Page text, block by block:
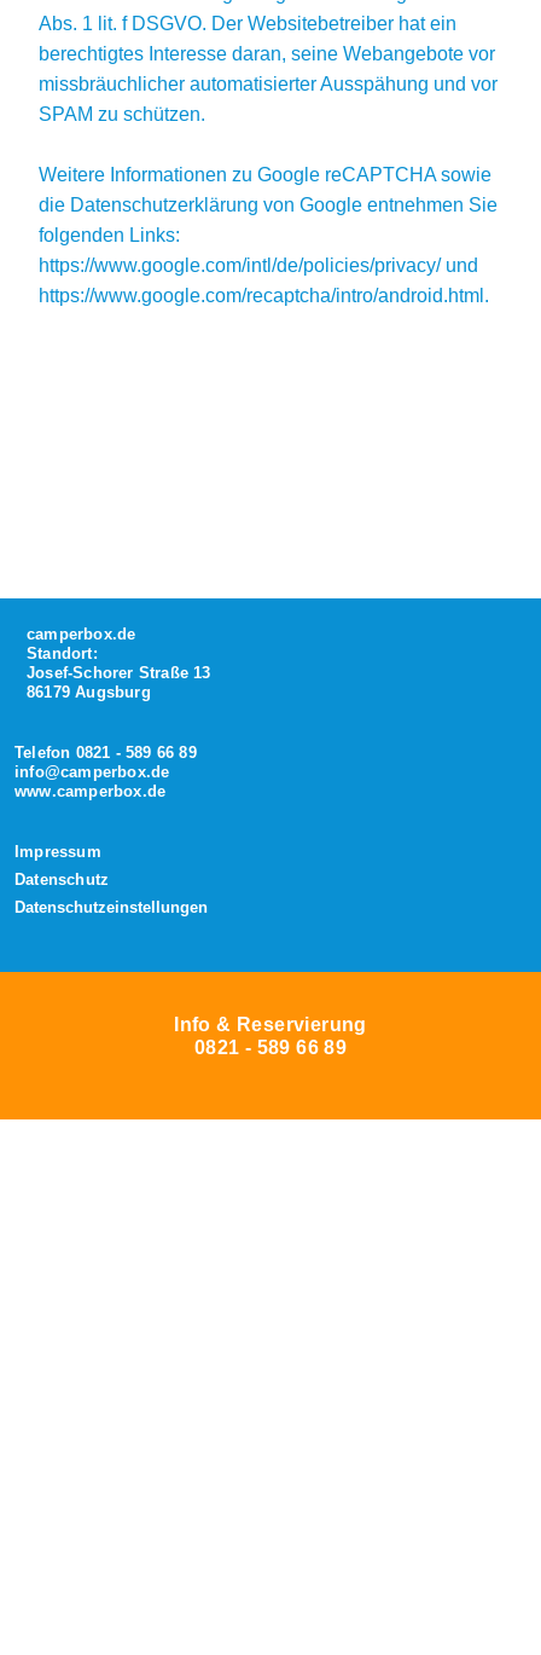
Abs. 1 lit. f DSGVO. Der Websitebetreiber hat ein
berechtigtes Interesse daran, seine Webangebote vor
missbräuchlicher automatisierter Ausspähung und vor
SPAM zu schützen.
Weitere Informationen zu Google reCAPTCHA sowie
die Datenschutzerklärung von Google entnehmen Sie
folgenden Links:
https://www.google.com/intl/de/policies/privacy/ und
https://www.google.com/recaptcha/intro/android.html.
camperbox.de
Standort:
Josef-Schorer Straße 13
86179 Augsburg
Telefon 0821 - 589 66 89
info@camperbox.de
www.camperbox.de
Impressum
Datenschutz
Datenschutzeinstellungen
Info & Reservierung
0821 - 589 66 89